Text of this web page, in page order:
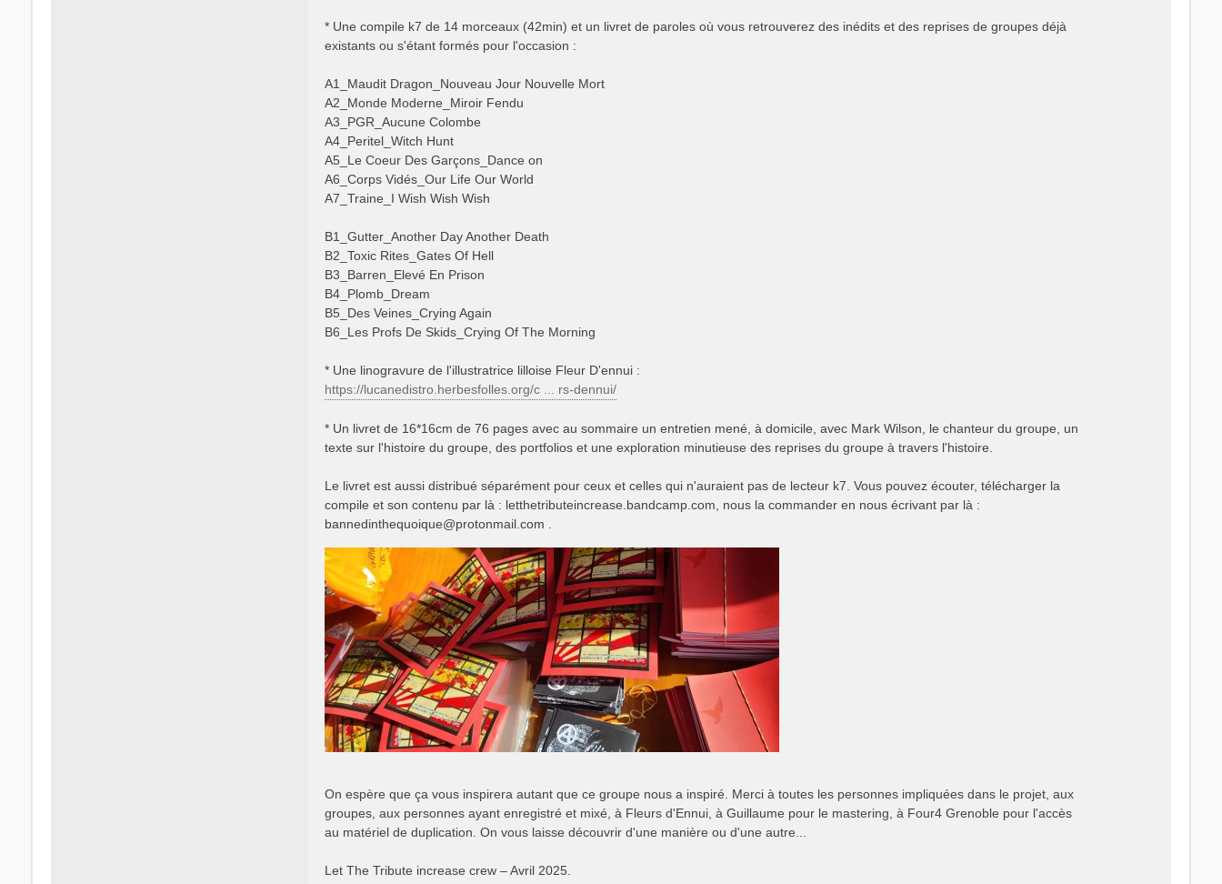
* Une compile k7 de 14 morceaux (42min) et un livret de paroles où vous retrouverez des inédits et des reprises de groupes déjà
existants ou s'étant formés pour l'occasion :
A1_Maudit Dragon_Nouveau Jour Nouvelle Mort
A2_Monde Moderne_Miroir Fendu
A3_PGR_Aucune Colombe
A4_Peritel_Witch Hunt
A5_Le Coeur Des Garçons_Dance on
A6_Corps Vidés_Our Life Our World
A7_Traine_I Wish Wish Wish
B1_Gutter_Another Day Another Death
B2_Toxic Rites_Gates Of Hell
B3_Barren_Elevé En Prison
B4_Plomb_Dream
B5_Des Veines_Crying Again
B6_Les Profs De Skids_Crying Of The Morning
* Une linogravure de l'illustratrice lilloise Fleur D'ennui :
https://lucanedistro.herbesfolles.org/c ... rs-dennui/
* Un livret de 16*16cm de 76 pages avec au sommaire un entretien mené, à domicile, avec Mark Wilson, le chanteur du groupe, un
texte sur l'histoire du groupe, des portfolios et une exploration minutieuse des reprises du groupe à travers l'histoire.
Le livret est aussi distribué séparément pour ceux et celles qui n'auraient pas de lecteur k7. Vous pouvez écouter, télécharger la
compile et son contenu par là : letthetributeincrease.bandcamp.com, nous la commander en nous écrivant par là :
bannedinthequoique@protonmail.com
On espère que ça vous inspirera autant que ce groupe nous a inspiré. Merci à toutes les personnes impliquées dans le projet, aux
groupes, aux personnes ayant enregistré et mixé, à Fleurs d'Ennui, à Guillaume pour le mastering, à Four4 Grenoble pour l'accès
au matériel de duplication. On vous laisse découvrir d'une manière ou d'une autre...
Let The Tribute increase crew – Avril 2025.